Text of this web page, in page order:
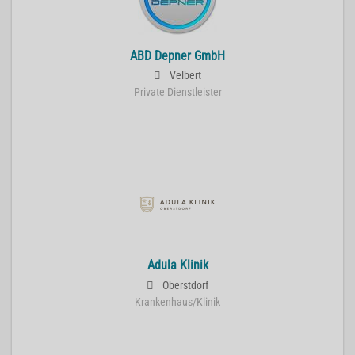
ABD Depner GmbH
Velbert
Private Dienstleister
Adula Klinik
Oberstdorf
Krankenhaus/Klinik